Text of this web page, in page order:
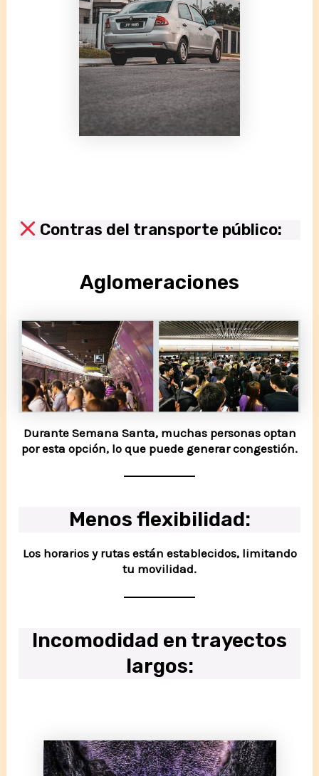
Contras del transporte público:
Aglomeraciones
Durante Semana Santa, muchas personas optan
por esta opción, lo que puede generar congestión.
Menos flexibilidad:
Los horarios y rutas están establecidos, limitando
tu movilidad.
Incomodidad en trayectos
largos: